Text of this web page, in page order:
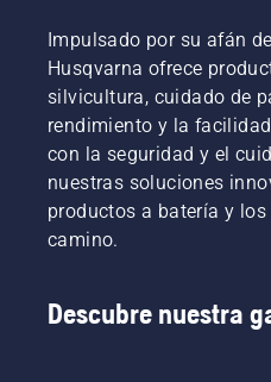
Impulsado por su afán
Husqvarna ofrece
silvicultura, cuidado de
rendimiento y la
con la seguridad y el
nuestras soluciones
productos a batería y los
camino.
Descubre nuestra